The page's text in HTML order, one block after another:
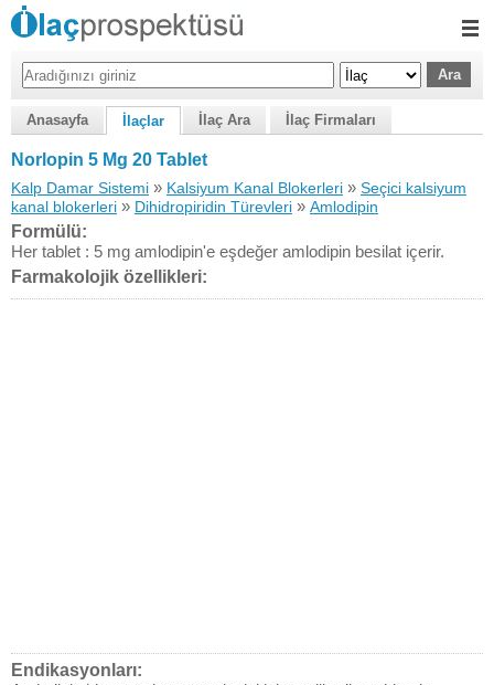
Anasayfa İlaçlar İlaç Ara İlaç Firmaları
Norlopin 5 Mg 20 Tablet
Kalp Damar Sistemi » Kalsiyum Kanal Blokerleri » Seçici kalsiyum
kanal blokerleri » Dihidropiridin Türevleri » Amlodipin
Formülü:
Her tablet : 5 mg amlodipin'e eşdeğer amlodipin besilat içerir.
Farmakolojik özellikleri:
Endikasyonları: